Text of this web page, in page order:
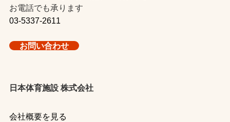
お電話でも承ります
03-5337-2611
お問い合わせ
日本体育施設 株式会社
会社概要を見る